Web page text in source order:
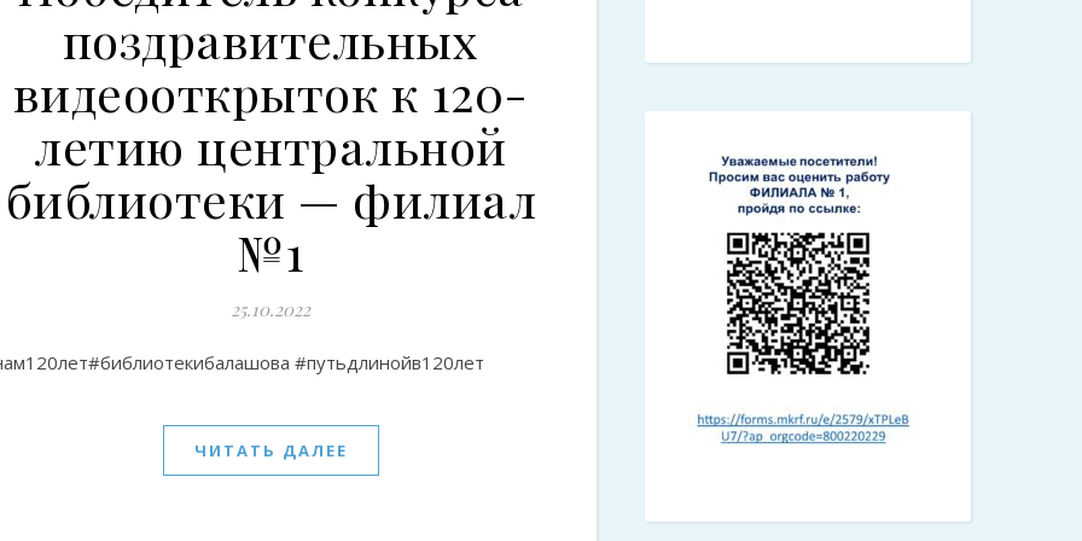
поздравительных
видеооткрыток к 120-
летию центральной
библиотеки — филиал
№1
25.10.2022
#путьдлинойв120лет
ЧИТАТЬ ДАЛЕЕ